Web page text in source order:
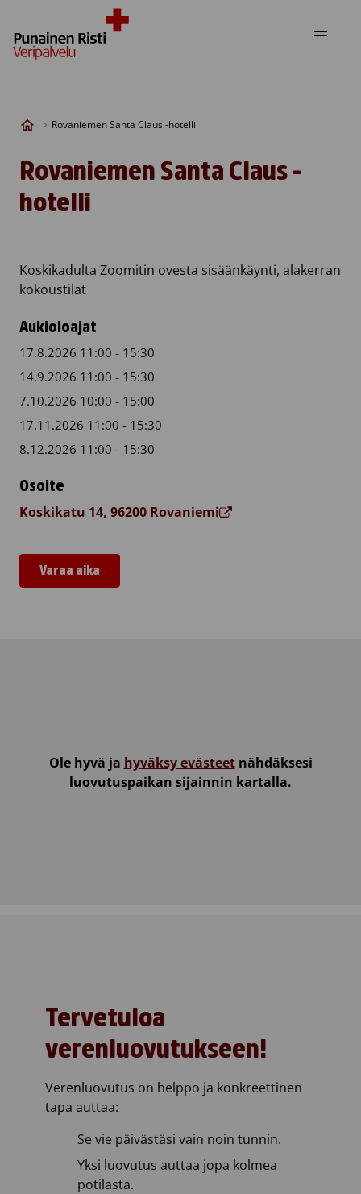
Rovaniemen Santa Claus -hotelli
Rovaniemen Santa Claus -
hotelli
Ole hyvä ja hyväksy evästeetnähdäksesi
luovutuspaikan sijainnin kartalla.
Koskikadulta Zoomitin ovesta sisäänkäynti, alakerran
kokoustilat
Aukioloajat
17.8.2026 11:00 - 15:30
14.9.2026 11:00 - 15:30
7.10.2026 10:00 - 15:00
17.11.2026 11:00 - 15:30
8.12.2026 11:00 - 15:30
Osoite
Koskikatu 14, 96200 Rovaniemi
Varaa aika
Rovaniemen Santa Claus -hotelli
Tervetuloa
verenluovutukseen!
Verenluovutus on helppo ja konkreettinen
tapa auttaa:
Se vie päivästäsi vain noin tunnin.
Yksi luovutus auttaa jopa kolmea
potilasta.